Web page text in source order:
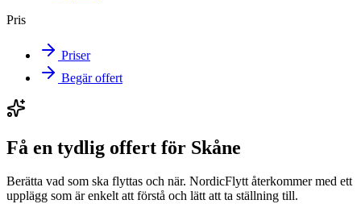
Pris
Priser
Begär offert
Få en tydlig offert för Skåne
Berätta vad som ska flyttas och när. NordicFlytt återkommer med ett
upplägg som är enkelt att förstå och lätt att ta ställning till.